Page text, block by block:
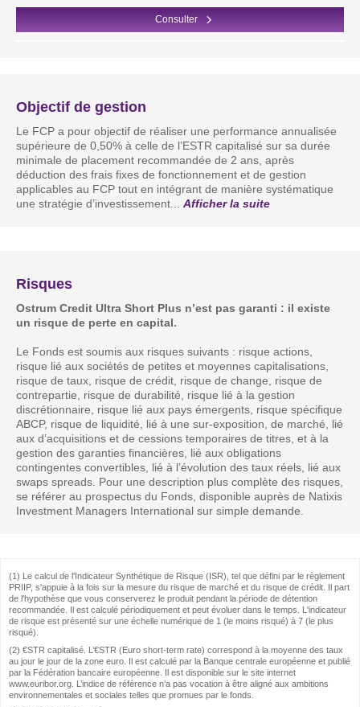
Consulter
Objectif de gestion
Le FCP a pour objectif de réaliser une performance annualisée
supérieure de 0,50% à celle de l’ESTR capitalisé sur sa durée
minimale de placement recommandée de 2 ans, après
déduction des frais fixes de fonctionnement et de gestion
applicables au FCP tout en intégrant de manière systématique
une stratégie d’investissement
Afficher la suite
Risques
Ostrum Credit Ultra Short Plus n’est pas garanti : il existe
un risque de perte en capital.
Le Fonds est soumis aux risques suivants : risque actions,
risque lié aux sociétés de petites et moyennes capitalisations,
risque de taux, risque de crédit, risque de change, risque de
contrepartie, risque de durabilité, risque lié à la gestion
discrétionnaire, risque lié aux pays émergents, risque spécifique
ABCP, risque de liquidité, lié à une sur-exposition, de marché, lié
aux d’acquisitions et de cessions temporaires de titres, et à la
gestion des garanties financières, lié aux obligations
contingentes convertibles, lié à l’évolution des taux réels, lié aux
swaps spreads. Pour une description plus complète des risques,
se référer au prospectus du Fonds, disponible auprès de Natixis
Investment Managers International sur simple demande.
(1) Le calcul de l'Indicateur Synthétique de Risque (ISR), tel que défini par le règlement
PRIIP, s'appuie à la fois sur la mesure du risque de marché et du risque de crédit. Il part
de l'hypothèse que vous conserverez le produit pendant la période de détention
recommandée. Il est calculé périodiquement et peut évoluer dans le temps. L'indicateur
de risque est présenté sur une échelle numérique de 1 (le moins risqué) à 7 (le plus
risqué).
(2) €STR capitalisé. L’€STR (Euro short-term rate) correspond à la moyenne des taux
au jour le jour de la zone euro. Il est calculé par la Banque centrale européenne et publié
par la Fédération bancaire européenne. Il est disponible sur le site internet
www.euribor.org. L’indice de référence n’a pas vocation à être aligné aux ambitions
environnementales et sociales telles que promues par le fonds.